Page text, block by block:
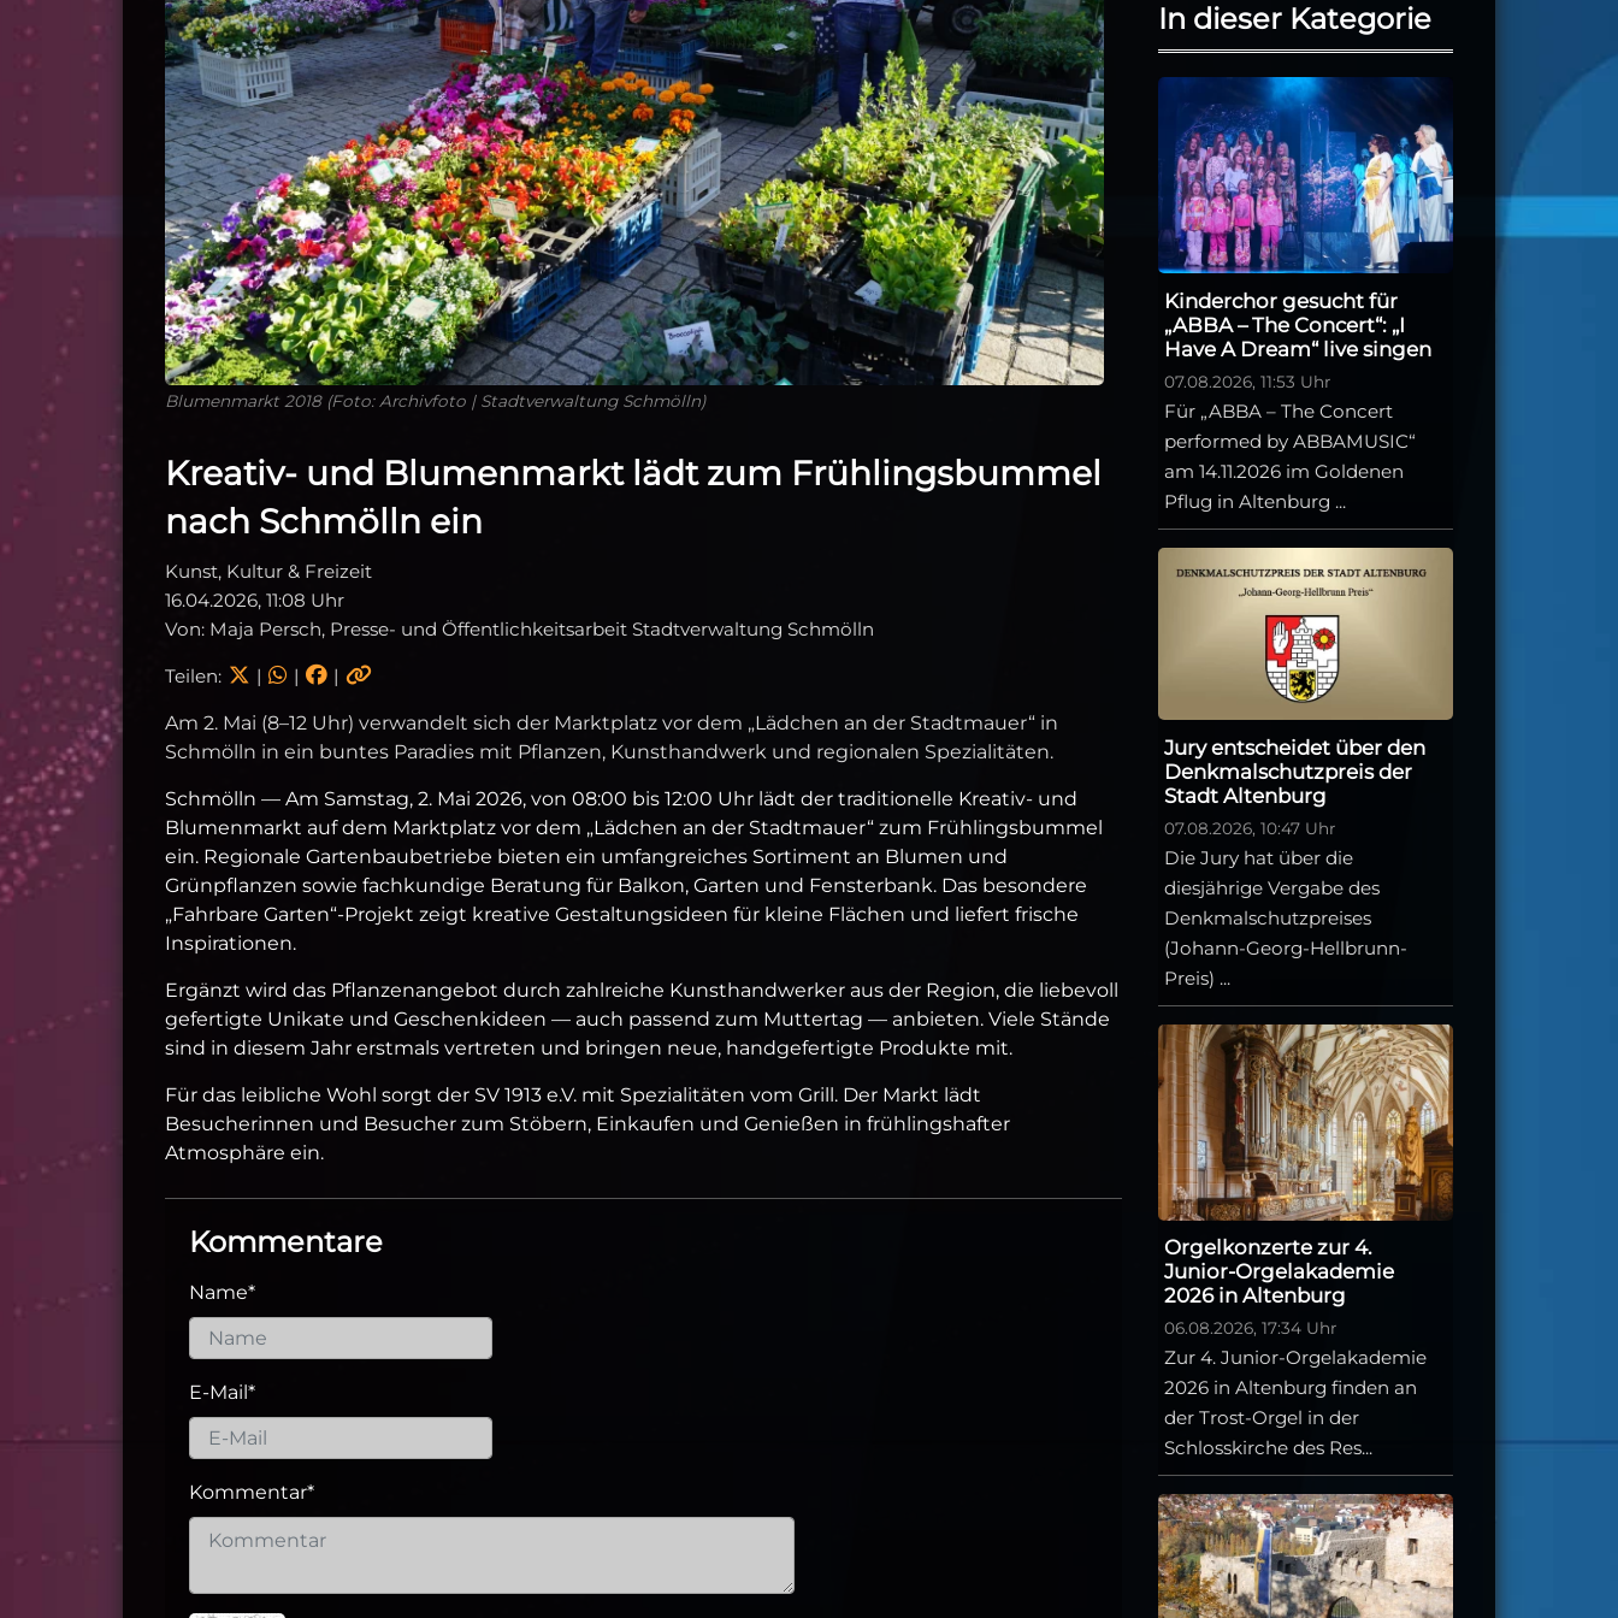
Blumenmarkt 2018 (Foto: Archivfoto | Stadtverwaltung Schmölln)
Kreativ‑ und Blumenmarkt lädt zum Frühlingsbummel
nach Schmölln ein
Kunst, Kultur & Freizeit
16.04.2026, 11:08 Uhr
Von: Maja Persch, Presse- und Öffentlichkeitsarbeit Stadtverwaltung Schmölln
Teilen: | | |
Am 2. Mai (8–12 Uhr) verwandelt sich der Marktplatz vor dem „Lädchen an der Stadtmauer“ in
Schmölln in ein buntes Paradies mit Pflanzen, Kunsthandwerk und regionalen Spezialitäten.
Schmölln — Am Samstag, 2. Mai 2026, von 08:00 bis 12:00 Uhr lädt der traditionelle Kreativ‑ und
Blumenmarkt auf dem Marktplatz vor dem „Lädchen an der Stadtmauer“ zum Frühlingsbummel
ein. Regionale Gartenbaubetriebe bieten ein umfangreiches Sortiment an Blumen und
Grünpflanzen sowie fachkundige Beratung für Balkon, Garten und Fensterbank. Das besondere
„Fahrbare Garten“-Projekt zeigt kreative Gestaltungsideen für kleine Flächen und liefert frische
Inspirationen.
Ergänzt wird das Pflanzenangebot durch zahlreiche Kunsthandwerker aus der Region, die liebevoll
gefertigte Unikate und Geschenkideen — auch passend zum Muttertag — anbieten. Viele Stände
sind in diesem Jahr erstmals vertreten und bringen neue, handgefertigte Produkte mit.
Für das leibliche Wohl sorgt der SV 1913 e.V. mit Spezialitäten vom Grill. Der Markt lädt
Besucherinnen und Besucher zum Stöbern, Einkaufen und Genießen in frühlingshafter
Atmosphäre ein.
Kommentare
Name*
E-Mail *
Kommentar*
In dieser Kategorie
Kinderchor gesucht für
„ABBA – The Concert“: „I
Have A Dream“ live singen
07.08.2026, 11:53 Uhr
Für „ABBA – The Concert
performed by ABBAMUSIC“
am 14.11.2026 im Goldenen
Pflug in Altenburg ...
Jury entscheidet über den
Denkmalschutzpreis der
Stadt Altenburg
07.08.2026, 10:47 Uhr
Die Jury hat über die
diesjährige Vergabe des
Denkmalschutzpreises
(Johann-Georg-Hellbrunn-
Preis) ...
Orgelkonzerte zur 4.
Junior-Orgelakademie
2026 in Altenburg
06.08.2026, 17:34 Uhr
Zur 4. Junior-Orgelakademie
2026 in Altenburg finden an
der Trost-Orgel in der
Schlosskirche des Res...